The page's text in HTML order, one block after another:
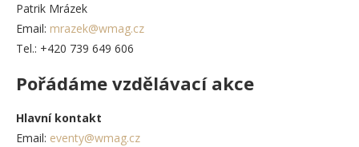
Patrik Mrázek
Email: mrazek@wmag.cz
Tel.: +420 739 649 606
Pořádáme vzdělávací akce
Hlavní kontakt
Email: eventy@wmag.cz